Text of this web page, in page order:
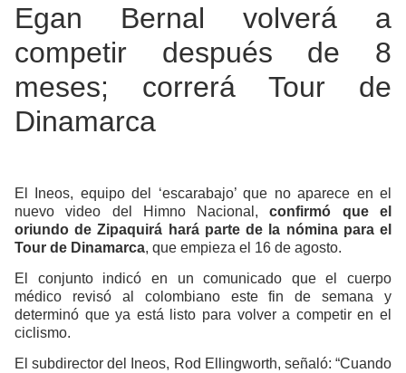
Egan Bernal volverá a
competir después de 8
meses; correrá Tour de
Dinamarca
El Ineos, equipo del ‘escarabajo’ que no aparece en el
nuevo video del Himno Nacional,confirmó que el
oriundo de Zipaquirá hará parte de la nómina para el
Tour de Dinamarca, que empieza el 16 de agosto.
El conjunto indicó en un comunicado que el cuerpo
médico revisó al colombiano este fin de semana y
determinó que ya está listo para volver a competir en el
ciclismo.
El subdirector del Ineos, Rod Ellingworth, señaló: “Cuando